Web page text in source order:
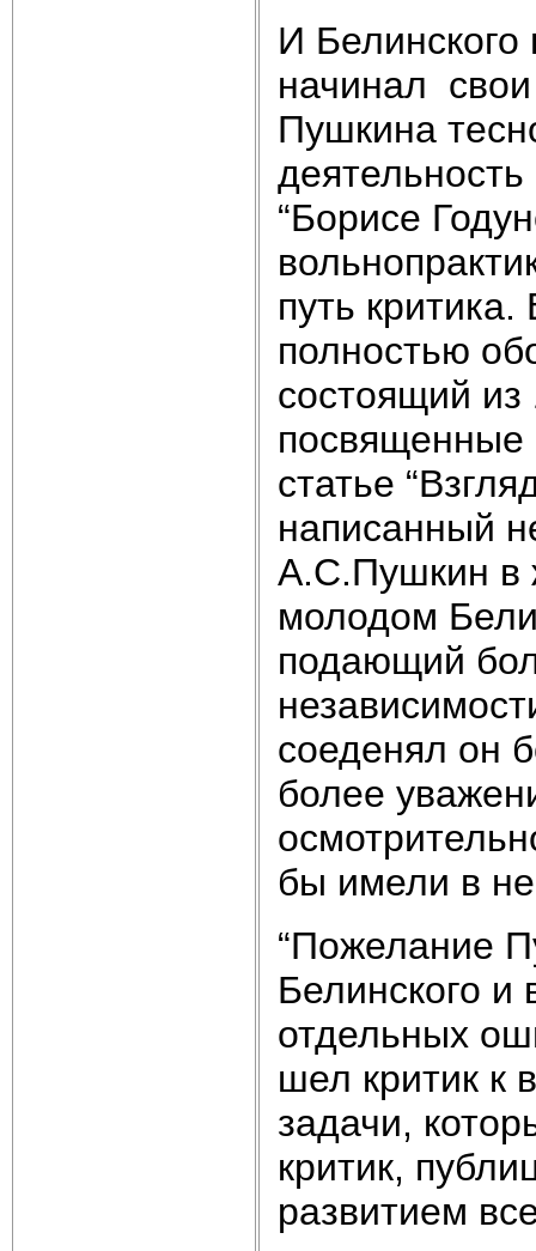
И Белинского
начинал
Пушкина
“Борисе
путь
полностью
состоящий из
посвященные
статье
написанный
А.С.Пушкин в
молодом
подающий
соеденял он
более
бы имели в
“Пожелание
Белинского
отдельных
шел критик к
задачи,
критик,
развитием